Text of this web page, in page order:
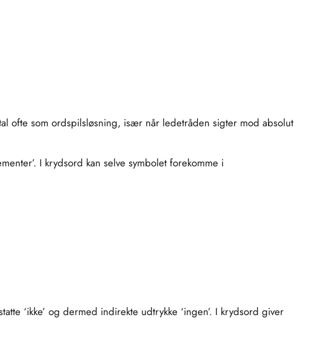
ofte som ordspilsløsning, især når ledetråden sigter mod absolut
I krydsord kan selve symbolet forekomme i
‘ikke’ og dermed indirekte udtrykke ‘ingen’. I krydsord giver